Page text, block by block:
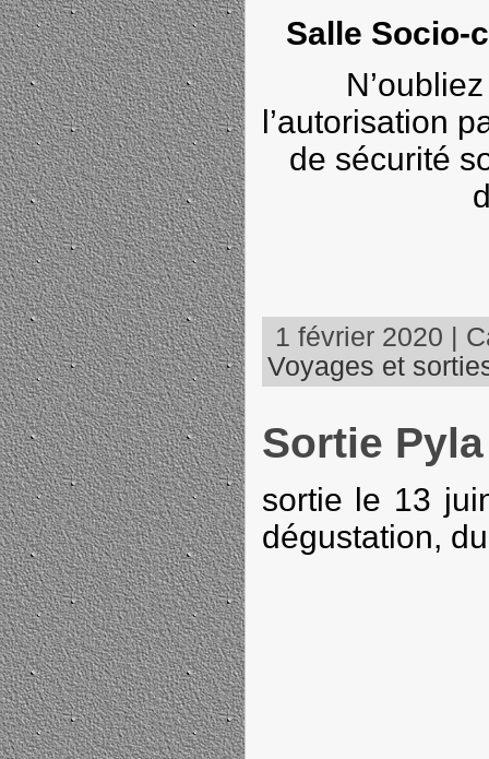
Salle Socio-
l’autorisation
de sécurité
1 février 2020 |
Voyages et
Sortie
sortie le 13
dégustation,